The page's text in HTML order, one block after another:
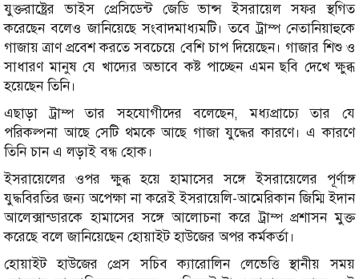
যুক্তরাষ্ট্রের ভাইস প্রেসিডেন্ট জেডি ভান্স ইসরায়েল সফর স্থগিত
করেছেন বলেও জানিয়েছে সংবাদমাধ্যমটি। তবে ট্রাম্প নেতানিয়াহুকে
গাজায় ত্রাণ প্রবেশ করতে সবচেয়ে বেশি চাপ দিয়েছেন। গাজার শিশু ও
সাধারণ মানুষ যে খাদ্যের অভাবে কষ্ট পাচ্ছেন এমন ছবি দেখে ক্ষুব্ধ
হয়েছেন তিনি।
এছাড়া ট্রাম্প তার সহযোগীদের বলেছেন, মধ্যপ্রাচ্যে তার যে
পরিকল্পনা আছে সেটি থমকে আছে গাজা যুদ্ধের কারণে। এ কারণে
তিনি চান এ লড়াই বন্ধ হোক।
ইসরায়েলের ওপর ক্ষুব্ধ হয়ে হামাসের সঙ্গে ইসরায়েলের পূর্ণাঙ্গ
যুদ্ধবিরতির জন্য অপেক্ষা না করেই ইসরায়েলি-আমেরিকান জিম্মি ইদান
আলেক্সান্ডারকে হামাসের সঙ্গে আলোচনা করে ট্রাম্প প্রশাসন মুক্ত
করেছে বলে জানিয়েছেন হোয়াইট হাউজের অপর কর্মকর্তা।
হোয়াইট হাউজের প্রেস সচিব ক্যারোলিন লেভেত্তি স্থানীয় সময়